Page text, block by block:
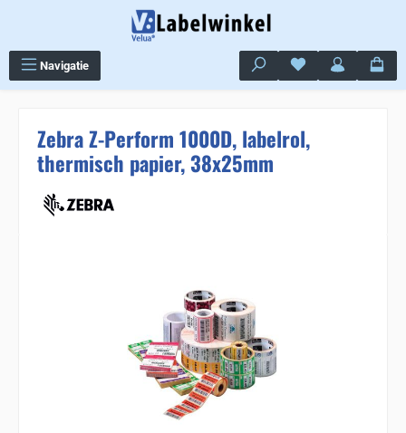
Navigatie Je hebt 0 items op
Zebra Z-Perform 1000D, labelrol,
thermisch papier, 38x25mm